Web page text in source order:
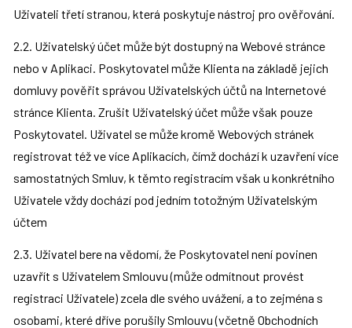
Uživateli třetí stranou, která poskytuje nástroj pro ověřování.
2.2. Uživatelský účet může být dostupný na Webové stránce
nebo v Aplikaci. Poskytovatel může Klienta na základě jejich
domluvy pověřit správou Uživatelských účtů na Internetové
stránce Klienta. Zrušit Uživatelský účet může však pouze
Poskytovatel. Uživatel se může kromě Webových stránek
registrovat též ve více Aplikacích, čímž dochází k uzavření více
samostatných Smluv, k těmto registracím však u konkrétního
Uživatele vždy dochází pod jedním totožným Uživatelským
účtem
2.3. Uživatel bere na vědomí, že Poskytovatel není povinen
uzavřít s Uživatelem Smlouvu (může odmítnout provést
registraci Uživatele) zcela dle svého uvážení, a to zejména s
osobami, které dříve porušily Smlouvu (včetně Obchodních